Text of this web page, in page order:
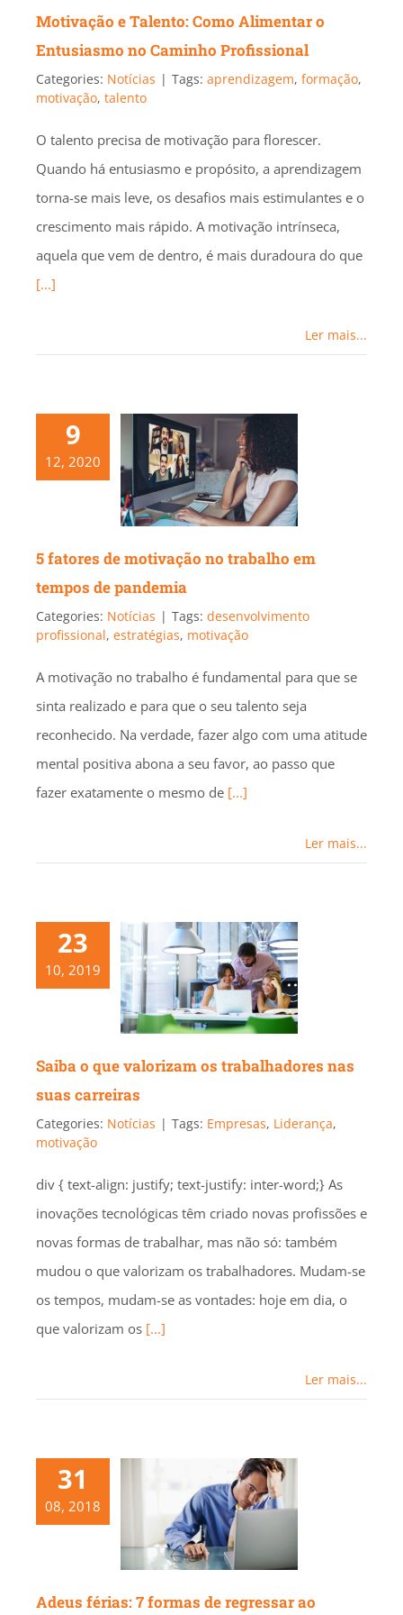
Motivação e Talento: Como Alimentar o
Entusiasmo no Caminho Profissional
Categories: Notícias | Tags: aprendizagem, formação,
motivação, talento
O talento precisa de motivação para florescer.
Quando há entusiasmo e propósito, a aprendizagem
torna-se mais leve, os desafios mais estimulantes e o
crescimento mais rápido. A motivação intrínseca,
aquela que vem de dentro, é mais duradoura do que
[...]
Ler mais...
9
12, 2020
5 fatores de motivação no trabalho em
tempos de pandemia
Categories: Notícias | Tags: desenvolvimento
profissional, estratégias, motivação
A motivação no trabalho é fundamental para que se
sinta realizado e para que o seu talento seja
reconhecido. Na verdade, fazer algo com uma atitude
mental positiva abona a seu favor, ao passo que
fazer exatamente o mesmo de [...]
Ler mais...
23
10, 2019
Saiba o que valorizam os trabalhadores nas
suas carreiras
Categories: Notícias | Tags: Empresas, Liderança,
motivação
div { text-align: justify; text-justify: inter-word;} As
inovações tecnológicas têm criado novas profissões e
novas formas de trabalhar, mas não só: também
mudou o que valorizam os trabalhadores. Mudam-se
os tempos, mudam-se as vontades: hoje em dia, o
que valorizam os [...]
Ler mais...
31
08, 2018
Adeus férias: 7 formas de regressar ao